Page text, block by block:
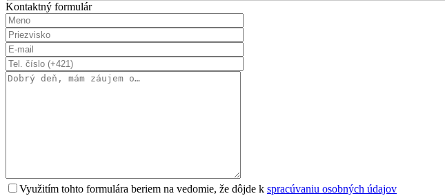
Kontaktný formulár
Využitím tohto formulára beriem na vedomie, že dôjde k spracúvaniu osobných údajov